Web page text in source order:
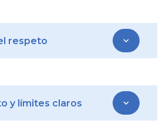
respeto expand_more
y límites claros expand_more